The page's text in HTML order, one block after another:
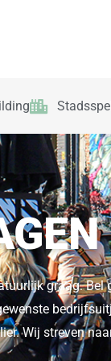
graag. Bel
Wij streven